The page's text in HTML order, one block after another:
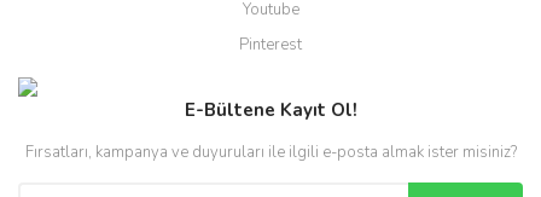
Youtube
Pinterest
E-Bültene Kayıt Ol!
Fırsatları, kampanya ve duyuruları ile ilgili e-posta almak ister misiniz?